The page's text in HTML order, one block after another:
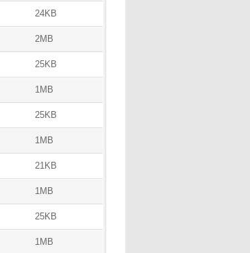
24KB
2MB
25KB
1MB
25KB
1MB
21KB
1MB
25KB
1MB